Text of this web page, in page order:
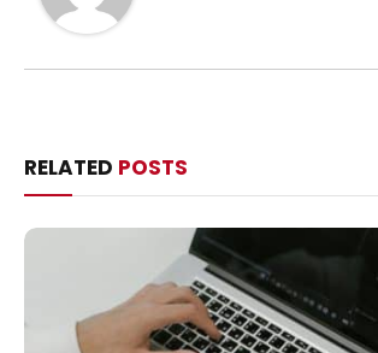
RELATED POSTS